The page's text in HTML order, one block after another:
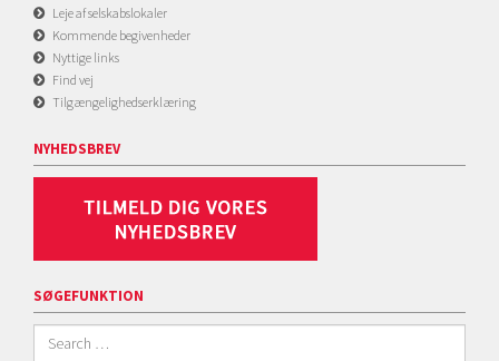
Leje af selskabslokaler
Kommende begivenheder
Nyttige links
Find vej
Tilgængelighedserklæring
NYHEDSBREV
SØGEFUNKTION